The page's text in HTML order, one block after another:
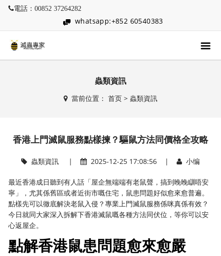
電話：00852 37264282
whatsapp:+852 60540383
蟲類資訊
當前位置： 首页> 蟲類資訊
香港上門滅鼠服務點樣揀？驅鼠方法同價格全攻略
蟲類資訊| 2025-12-25 17:08:56 | 小编
最近香港成日聽到有人話「屋企無端端有老鼠聲，搞到晚晚瞓唔安
寧」，尤其係舊區或者近街市嘅住宅，鼠患問題好似愈來愈普遍。
點樣先可以徹底解決老鼠入侵？專業上門滅鼠服務係咪真係有效？
今日就同大家深入拆解下香港滅鼠嘅各種方法同伏位，等你可以安
心返屋企。
點解香港鼠患問題愈來愈嚴